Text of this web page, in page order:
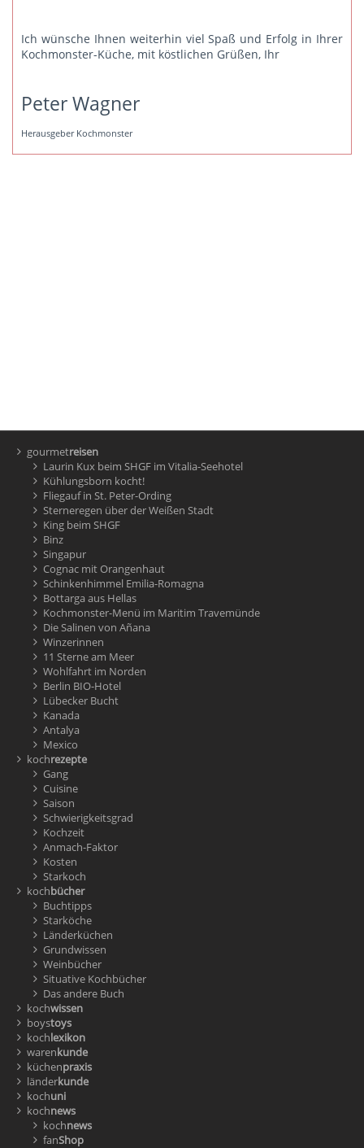
Ich wünsche Ihnen weiterhin viel Spaß und Erfolg in Ihrer
Kochmonster-Küche, mit köstlichen Grüßen, Ihr
Peter Wagner
Herausgeber Kochmonster
gourmetreisen
Laurin Kux beim SHGF im Vitalia-Seehotel
Kühlungsborn kocht!
Fliegauf in St. Peter-Ording
Sterneregen über der Weißen Stadt
King beim SHGF
Binz
Singapur
Cognac mit Orangenhaut
Schinkenhimmel Emilia-Romagna
Bottarga aus Hellas
Kochmonster-Menü im Maritim Travemünde
Die Salinen von Añana
Winzerinnen
11 Sterne am Meer
Wohlfahrt im Norden
Berlin BIO-Hotel
Lübecker Bucht
Kanada
Antalya
Mexico
kochrezepte
Gang
Cuisine
Saison
Schwierigkeitsgrad
Kochzeit
Anmach-Faktor
Kosten
Starkoch
kochbücher
Buchtipps
Starköche
Länderküchen
Grundwissen
Weinbücher
Situative Kochbücher
Das andere Buch
kochwissen
boystoys
kochlexikon
warenkunde
küchenpraxis
länderkunde
kochuni
kochnews
kochnews
fanShop